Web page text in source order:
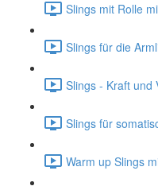
Slings mit Rolle
Slings für die
Slings - Kraft und
Slings für
Warm up Slings